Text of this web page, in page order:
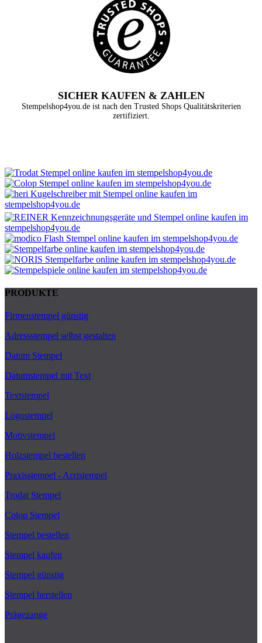
SICHER KAUFEN & ZAHLEN
Stempelshop4you.de ist nach den Trusted Shops Qualitätskriterien
zertifiziert.
PRODUKTE
Firmenstempel günstig
Adressstempel selbst gestalten
Datum Stempel
Datumstempel mit Text
Textstempel
Logostempel
Motivstempel
Holzstempel bestellen
Praxisstempel - Arztstempel
Trodat Stempel
Colop Stempel
Stempel bestellen
Stempel kaufen
Stempel günstig
Stempel herstellen
Prägezange